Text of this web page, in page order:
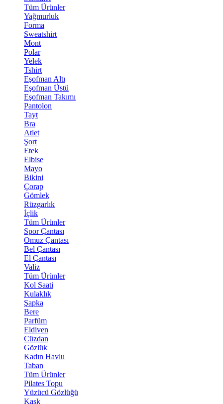
Tüm Ürünler
Yağmurluk
Forma
Sweatshirt
Mont
Polar
Yelek
Tshirt
Eşofman Altı
Eşofman Üstü
Eşofman Takımı
Pantolon
Tayt
Bra
Atlet
Şort
Etek
Elbise
Mayo
Bikini
Çorap
Gömlek
Rüzgarlık
İçlik
Tüm Ürünler
Spor Çantası
Omuz Çantası
Bel Çantası
El Çantası
Valiz
Tüm Ürünler
Kol Saati
Kulaklık
Şapka
Bere
Parfüm
Eldiven
Cüzdan
Gözlük
Kadın Havlu
Taban
Tüm Ürünler
Pilates Topu
Yüzücü Gözlüğü
Kask